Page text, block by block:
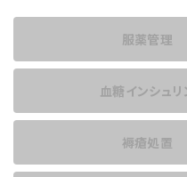
服薬管理
血糖インシュリ
褥瘡処置